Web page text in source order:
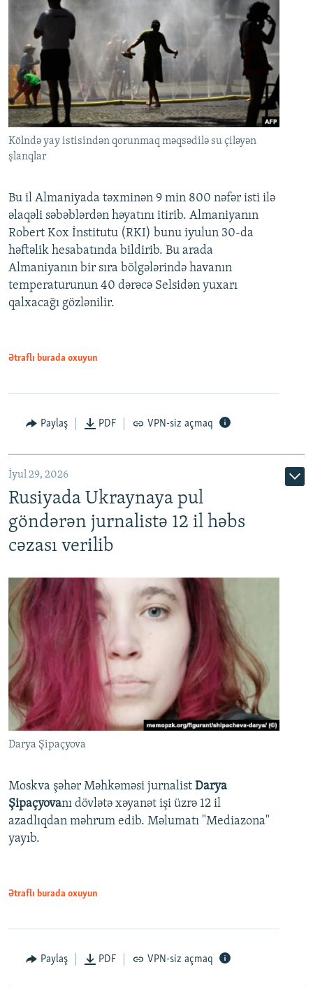
Kölndə yay istisindən qorunmaq məqsədilə su çiləyən
şlanqlar
Bu il Almaniyada təxminən 9 min 800 nəfər isti ilə
əlaqəli səbəblərdən həyatını itirib. Almaniyanın
Robert Kox İnstitutu (RKI) bunu iyulun 30-da
həftəlik hesabatında bildirib. Bu arada
Almaniyanın bir sıra bölgələrində havanın
temperaturunun 40 dərəcə Selsidən yuxarı
qalxacağı gözlənilir.
Ətraflı burada oxuyun
Paylaş PDF VPN-siz açmaq
İyul 29, 2026
Rusiyada Ukraynaya pul
göndərən jurnalistə 12 il həbs
cəzası verilib
Darya Şipaçyova
Moskva şəhər Məhkəməsi jurnalist Darya
Şipaçyovanı dövlətə xəyanət işi üzrə 12 il
azadlıqdan məhrum edib. Məlumatı "Mediazona"
yayıb.
Ətraflı burada oxuyun
Paylaş PDF VPN-siz açmaq